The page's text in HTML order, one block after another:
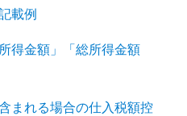
載例
得金額」「総所得金額
まれる場合の仕入税額控